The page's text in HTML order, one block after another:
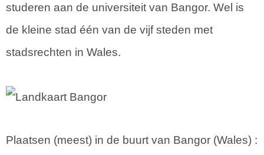
studeren aan de universiteit van Bangor. Wel is
de kleine stad één van de vijf steden met
stadsrechten in Wales.
Plaatsen (meest) in de buurt van Bangor (Wales) :